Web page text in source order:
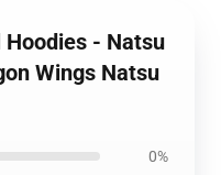
- Natsu
Wings Natsu
0%